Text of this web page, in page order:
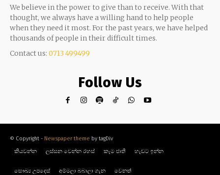
We believe in the power to give than to receive. With that
thought, we always have a willing hand to help people
when they need it most. For the past years, we have helped
thousands of people in their difficult times.
Contact us: 0713 499499
Follow Us
© Copyright - Newspaper theme by tagDiv
කියවන්න
ලස්සන වෙන්න රහස් කෑම ජාති හැඩට ඉන්න
සෞඛ්‍ය උපදෙස් අම්මලා බබාලා ගැන වෙනත්